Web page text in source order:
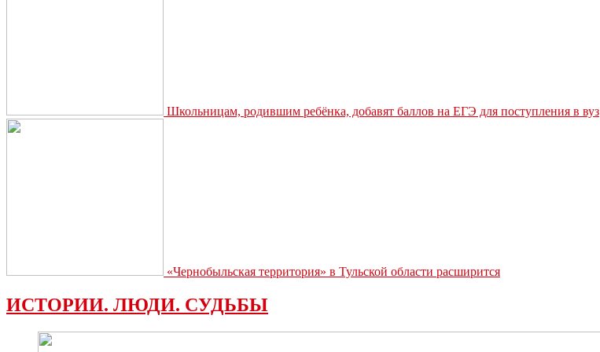
Школьницам, родившим ребёнка, добавят баллов на ЕГЭ для поступления в вуз
«Чернобыльская территория» в Тульской области расширится
ИСТОРИИ. ЛЮДИ. СУДЬБЫ